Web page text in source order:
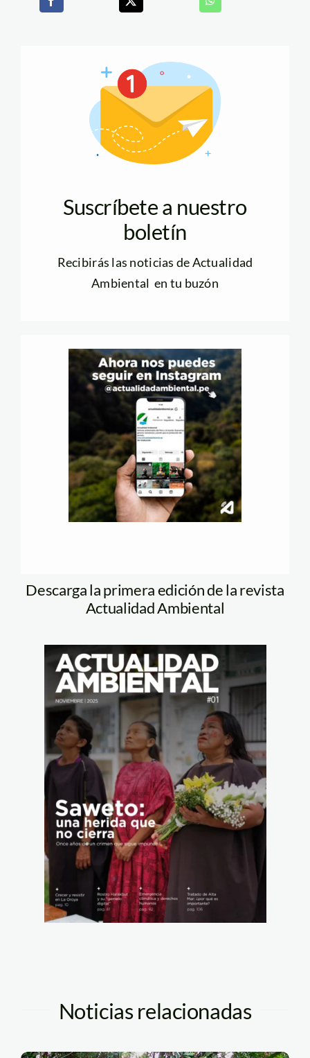
Suscríbete a nuestro
boletín
Recibirás las noticias de Actualidad
Ambiental en tu buzón
Descarga la primera edición de la revista
Actualidad Ambiental
Noticias relacionadas